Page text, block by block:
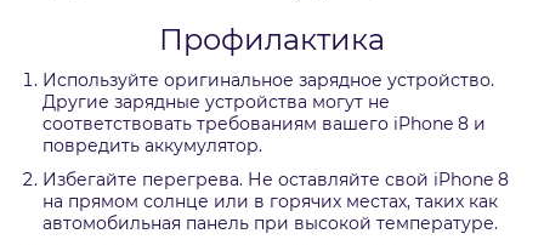
Профилактика
Используйте оригинальное зарядное устройство.
Другие зарядные устройства могут не
соответствовать требованиям вашего iPhone 8 и
повредить аккумулятор.
Избегайте перегрева. Не оставляйте свой iPhone 8
на прямом солнце или в горячих местах, таких как
автомобильная панель при высокой температуре.